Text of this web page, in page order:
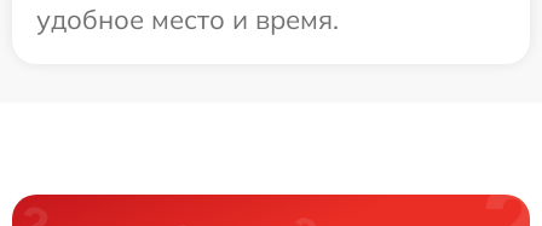
удобное место и время.